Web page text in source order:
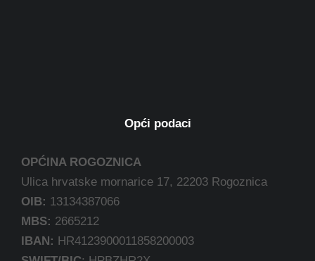
Opći podaci
OPĆINA ROGOZNICA
Ulica hrvatske mornarice 17, 22203 Rogoznica
OIB: 13134387066
MBS: 2665212
IBAN: HR4123900011858200003